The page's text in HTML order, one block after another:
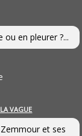
ou en pleurer ?...
VAGUE
et ses